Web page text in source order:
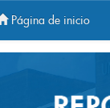
Página de inicio